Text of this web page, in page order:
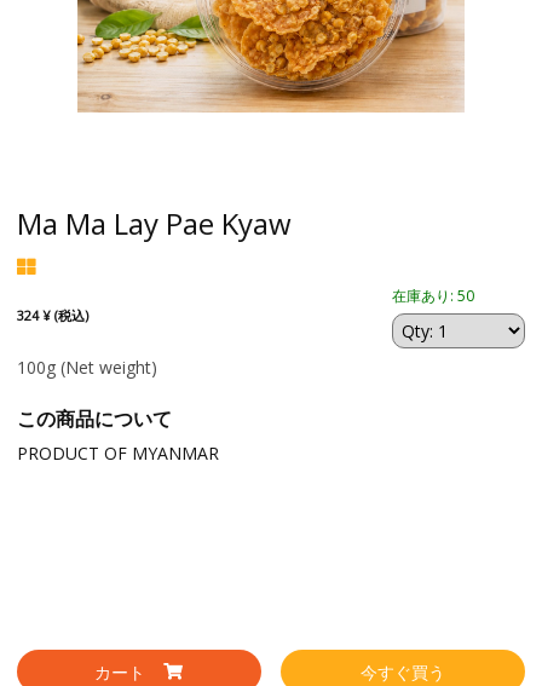
Ma Ma Lay Pae Kyaw
324 ¥ (税込)
在庫あり: 50
100g (Net weight)
この商品について
PRODUCT OF MYANMAR
カート 今すぐ買う